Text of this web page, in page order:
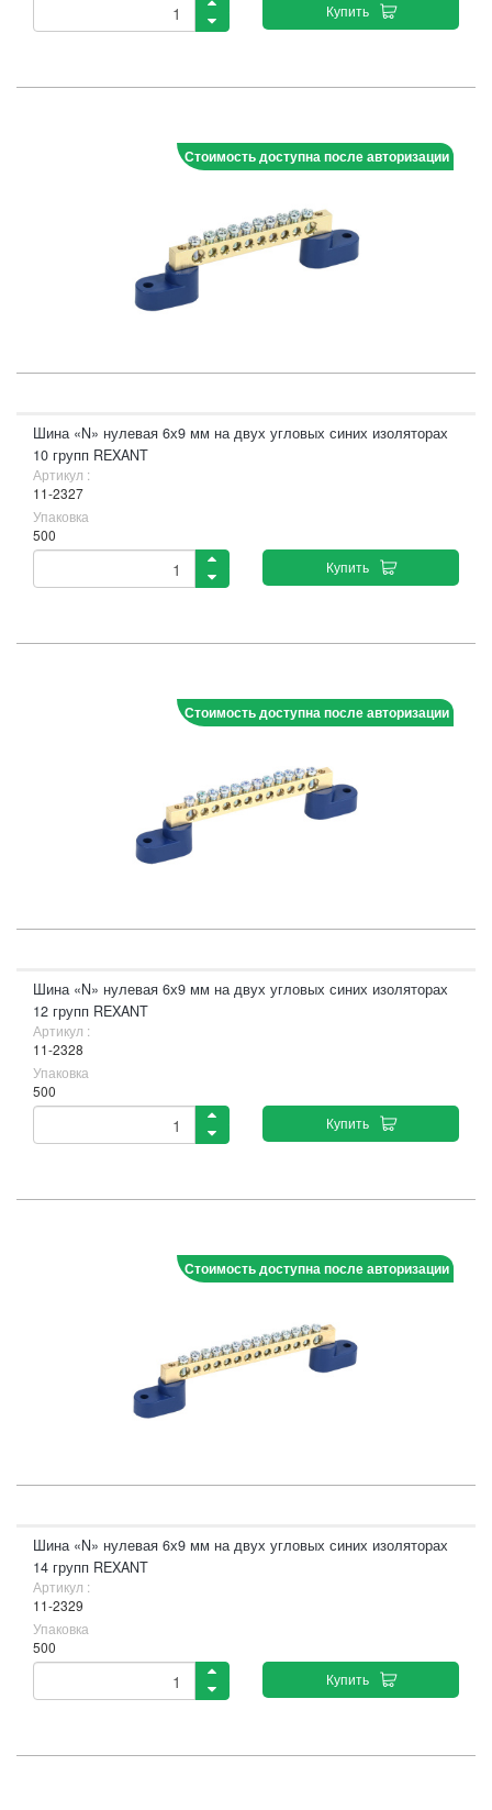
Купить
Стоимость доступна после авторизации
Шина «N» нулевая 6х9 мм на двух угловых синих изоляторах
10 групп REXANT
Артикул :
11-2327
Упаковка
500
Купить
Стоимость доступна после авторизации
Шина «N» нулевая 6х9 мм на двух угловых синих изоляторах
12 групп REXANT
Артикул :
11-2328
Упаковка
500
Купить
Стоимость доступна после авторизации
Шина «N» нулевая 6х9 мм на двух угловых синих изоляторах
14 групп REXANT
Артикул :
11-2329
Упаковка
500
Купить